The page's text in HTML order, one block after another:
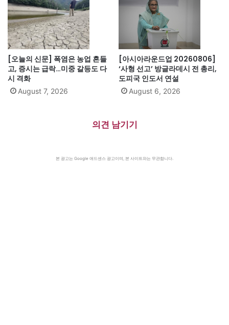
[오늘의 신문] 폭염은 농업 흔들
고, 증시는 급락…미중 갈등도 다
시 격화
August 7, 2026
[아시아라운드업 20260806]
‘사형 선고’ 방글라데시 전 총리,
도피국 인도서 연설
August 6, 2026
의견 남기기
본 광고는 Google 애드센스 광고이며, 본 사이트와는 무관합니다.